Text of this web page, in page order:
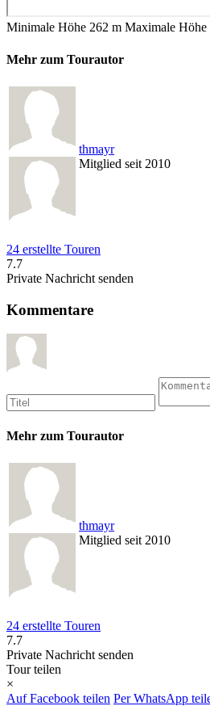
Minimale Höhe 262 m Maximale Höhe
Mehr zum Tourautor
thmayr
Mitglied seit 2010
24 erstellte Touren
7.7
Private Nachricht senden
Kommentare
Mehr zum Tourautor
thmayr
Mitglied seit 2010
24 erstellte Touren
7.7
Private Nachricht senden
Tour teilen
×
Auf Facebook teilen Per WhatsApp